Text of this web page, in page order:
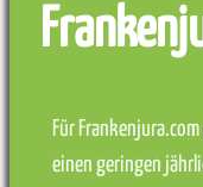
Für
einen geringen